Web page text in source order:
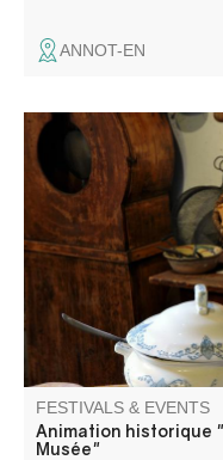
ANNOT-EN
The Maison Musée is
help you find your way
historical animation?
FESTIVALS & EVENTS
Animation historique
Musée"